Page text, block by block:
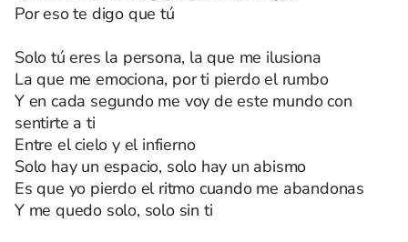
Por eso te digo que tú
Solo tú eres la persona, la que me ilusiona
La que me emociona, por ti pierdo el rumbo
Y en cada segundo me voy de este mundo con
sentirte a ti
Entre el cielo y el infierno
Solo hay un espacio, solo hay un abismo
Es que yo pierdo el ritmo cuando me abandonas
Y me quedo solo, solo sin ti